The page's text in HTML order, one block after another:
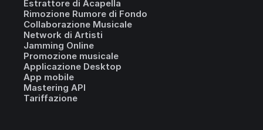
Estrattore di Acapella
Rimozione Rumore di Fondo
Collaborazione Musicale
Network di Artisti
Jamming Online
Promozione musicale
Applicazione Desktop
App mobile
Mastering API
Tariffazione